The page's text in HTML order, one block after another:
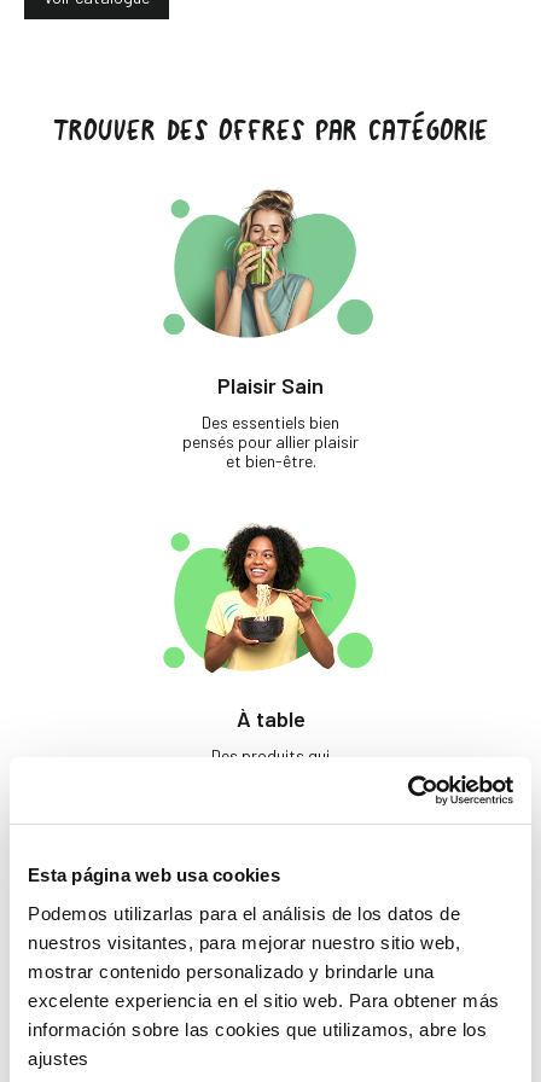
Esta página web usa cookies
Podemos utilizarlas para el análisis de los datos de
nuestros visitantes, para mejorar nuestro sitio web,
mostrar contenido personalizado y brindarle una
excelente experiencia en el sitio web. Para obtener más
información sobre las cookies que utilizamos, abre los
ajustes
TROUVER DES OFFRES PAR CATÉGORIE
Plaisir Sain
Des essentiels bien
pensés pour allier plaisir
et bien-être.
À table
Des produits qui
Beauté